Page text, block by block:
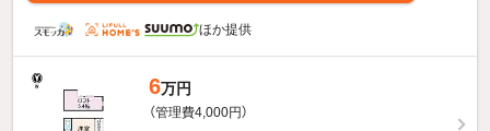
ほか提供
6万円
（管理費4,000円）